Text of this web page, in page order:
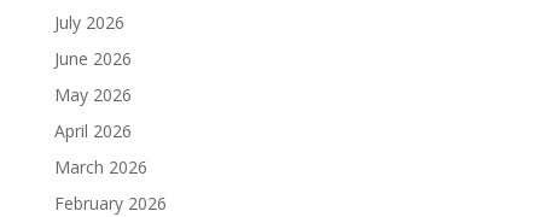
July 2026
June 2026
May 2026
April 2026
March 2026
February 2026